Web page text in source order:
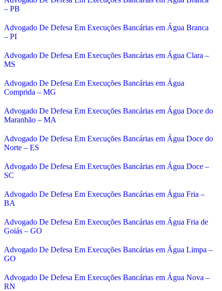
– PB
Advogado De Defesa Em Execuções Bancárias em Água Branca
– PI
Advogado De Defesa Em Execuções Bancárias em Água Clara –
MS
Advogado De Defesa Em Execuções Bancárias em Água
Comprida – MG
Advogado De Defesa Em Execuções Bancárias em Água Doce do
Maranhão – MA
Advogado De Defesa Em Execuções Bancárias em Água Doce do
Norte – ES
Advogado De Defesa Em Execuções Bancárias em Água Doce –
SC
Advogado De Defesa Em Execuções Bancárias em Água Fria –
BA
Advogado De Defesa Em Execuções Bancárias em Água Fria de
Goiás – GO
Advogado De Defesa Em Execuções Bancárias em Água Limpa –
GO
Advogado De Defesa Em Execuções Bancárias em Água Nova –
RN